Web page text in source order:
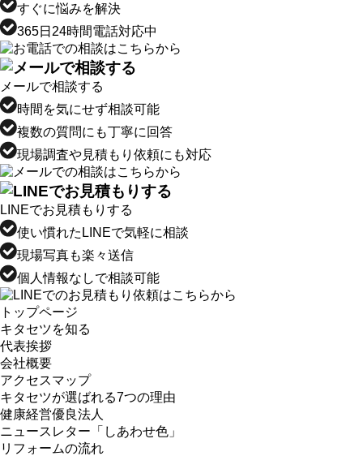
すぐに悩みを解決
365日24時間電話対応中
メールで相談する
時間を気にせず相談可能
複数の質問にも丁寧に回答
現場調査や見積もり依頼にも対応
LINEでお見積もりする
使い慣れたLINEで気軽に相談
現場写真も楽々送信
個人情報なしで相談可能
トップページ
キタセツを知る
代表挨拶
会社概要
アクセスマップ
キタセツが選ばれる7つの理由
健康経営優良法人
ニュースレター「しあわせ色」
リフォームの流れ